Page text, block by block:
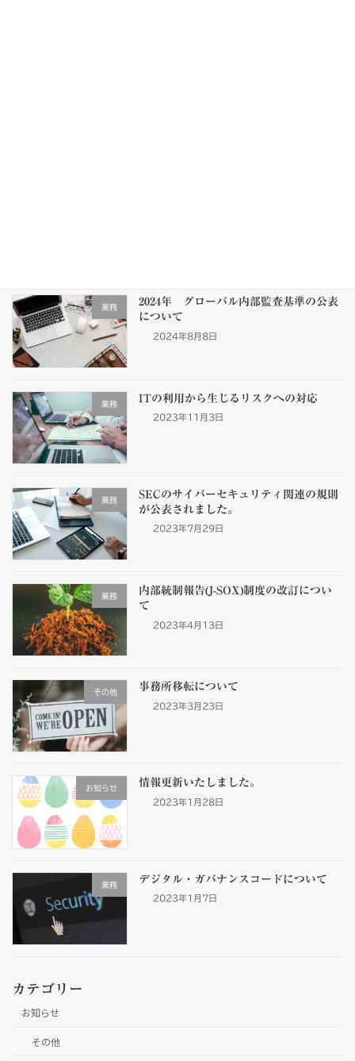
業務
2024年 グローバル内部監査基準の公表
について
2024年8月8日
業務 ITの利用から生じるリスクへの対応
2023年11月3日
業務
SECのサイバーセキュリティ関連の規則
が公表されました。
2023年7月29日
業務
内部統制報告(J-SOX)制度の改訂につい
て
2023年4月13日
その他 事務所移転について
2023年3月23日
お知らせ 情報更新いたしました。
2023年1月28日
業務 デジタル・ガバナンスコードについて
2023年1月7日
カテゴリー
お知らせ
その他